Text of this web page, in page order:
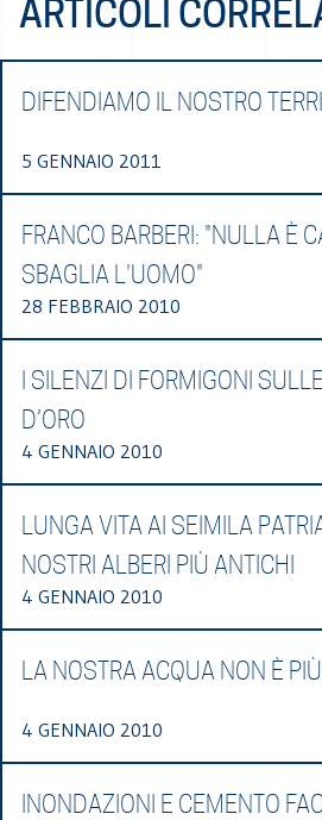
ARTICOLI
DIFENDIAMO IL NOSTRO
5 GENNAIO 2011
FRANCO BARBERI: "NULLA È
SBAGLIA L'UOMO"
28 FEBBRAIO 2010
I SILENZI DI FORMIGONI
D’ORO
4 GENNAIO 2010
LUNGA VITA AI SEIMILA
NOSTRI ALBERI PIÙ ANTICHI
4 GENNAIO 2010
LA NOSTRA ACQUA NON È
4 GENNAIO 2010
INONDAZIONI E CEMENTO